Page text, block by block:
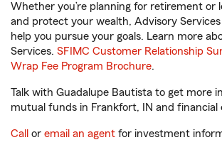
Whether you’re planning for retirement or
and protect your wealth, Advisory Services
help you pursue your goals. Learn more
Services. SFIMC Customer Relationship
Wrap Fee Program Brochure.
Talk with Guadalupe Bautista to get more
mutual funds in Frankfort, IN and financial
Call or email an agent for investment